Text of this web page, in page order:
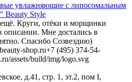
увлажняющие с липосомальным
Beauty Style
Круги, отёки и морщинки
описании. Мне достались в
Спасибо Созвездию)
shop.ru+7 (495) 374-54-
assets/build/img/logo.svg
д.41, стр. 1, эт.2, пом I,